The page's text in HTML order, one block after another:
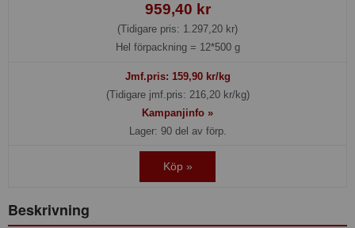
959,40 kr
(Tidigare pris: 1.297,20 kr)
Hel förpackning = 12*500 g
Jmf.pris: 159,90kr/kg
(Tidigare jmf.pris: 216,20 kr/kg)
Kampanjinfo »
Lager: 90 del av förp.
Köp »
Beskrivning